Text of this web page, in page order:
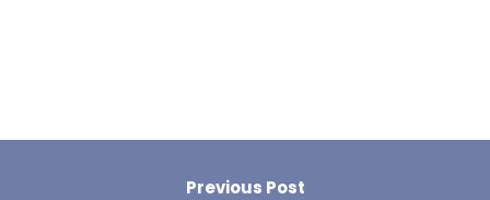
Previous Post